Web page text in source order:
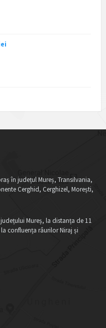
în județul Mureș, Transilvania,
Cerghid, Cerghizel, Morești,
Mureș, la distanța de 11
confluența râurilor Niraj și